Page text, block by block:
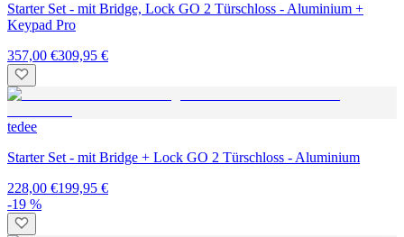
Starter Set - mit Bridge, Lock GO 2 Türschloss - Aluminium +
Keypad Pro
357,00 €309,95 €
tedee
Starter Set - mit Bridge + Lock GO 2 Türschloss - Aluminium
228,00 €199,95 €
-19 %